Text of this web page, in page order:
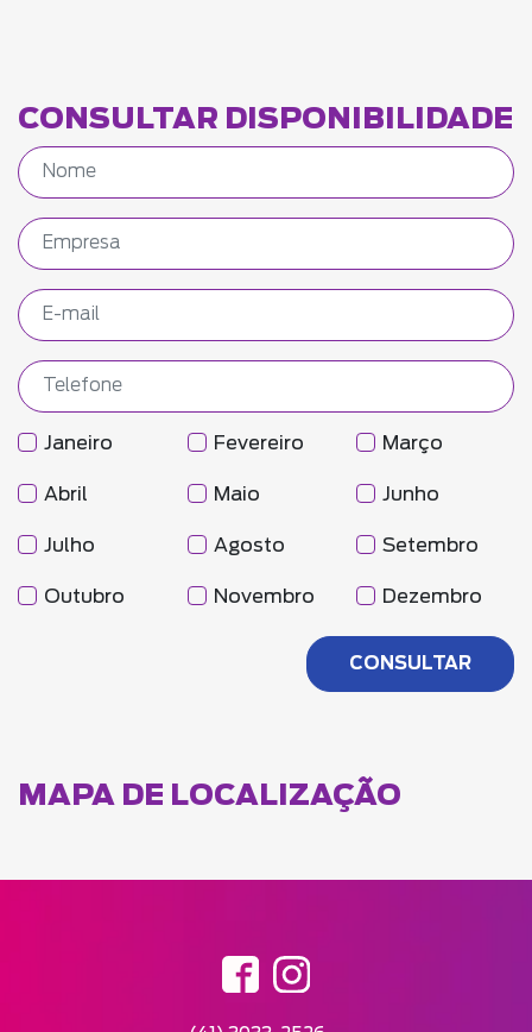
CONSULTAR DISPONIBILIDADE
Janeiro Fevereiro Março
Abril Maio Junho
Julho Agosto Setembro
Outubro Novembro Dezembro
MAPA DE LOCALIZAÇÃO